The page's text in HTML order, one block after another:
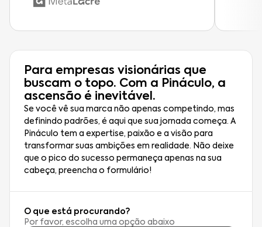
Para empresas visionárias que
buscam o topo. Com a Pináculo, a
ascensão é inevitável.
Se você vê sua marca não apenas competindo, mas
definindo padrões, é aqui que sua jornada começa. A
Pináculo tem a expertise, paixão e a visão para
transformar suas ambições em realidade. Não deixe
que o pico do sucesso permaneça apenas na sua
cabeça, preencha o formulário!
O que está procurando?
Por favor, escolha uma opção abaixo